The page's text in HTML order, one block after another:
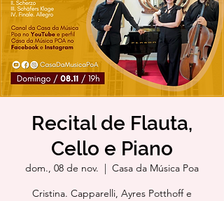
Recital de Flauta,
Cello e Piano
dom., 08 de nov.
  |
Casa da Música Poa
Cristina. Capparelli, Ayres Potthoff e